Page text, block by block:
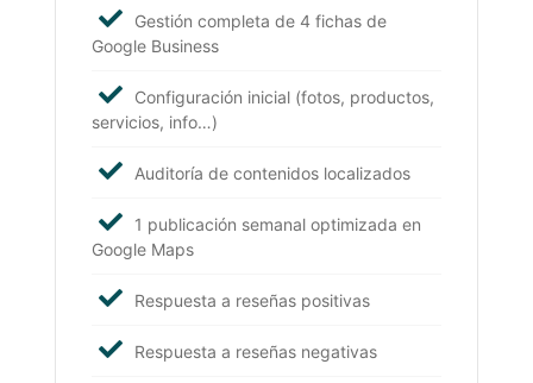
Gestión completa de 4 fichas de
Google Business
Configuración inicial (fotos, productos,
servicios, info…)
Auditoría de contenidos localizados
1 publicación semanal optimizada en
Google Maps
Respuesta a reseñas positivas
Respuesta a reseñas negativas